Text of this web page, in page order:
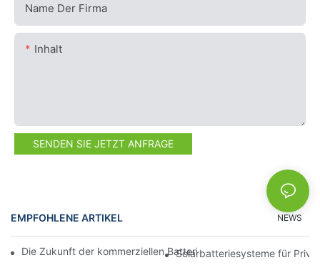
Name Der Firma
Inhalt
SENDEN SIE JETZT ANFRAGE
EMPFOHLENE ARTIKEL NEWS
Die Zukunft der kommerziellen Batteriespeicherung: Trends
Solarbatteriesysteme für